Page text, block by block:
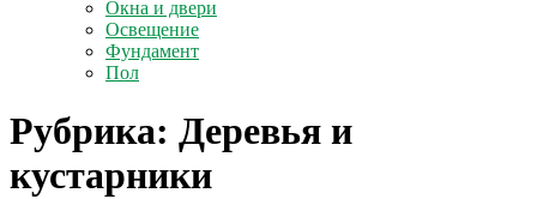
Окна и двери
Освещение
Фундамент
Пол
Рубрика: Деревья и
кустарники